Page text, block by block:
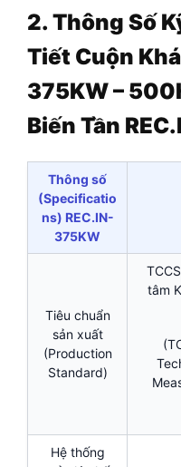
2. Thông Số
Tiết Cuộn
375KW –
Biến Tần
Thông số
(Specificatio
ns) REC.IN-
375KW
Tiêu chuẩn
sản xuất
(Production
Standard)
tâm
Hệ thống